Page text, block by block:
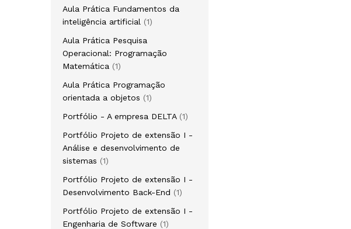
produtos
Aula Prática Fundamentos da
inteligência artificial
11
Aula Prática Pesquisa
Operacional: Programação
Matemática
11
Aula Prática Programação
orientada a objetos
11
Portfólio - A empresa DELTA 11
Portfólio Projeto de extensão I -
Análise e desenvolvimento de
sistemas
11
Portfólio Projeto de extensão I -
Desenvolvimento Back-End
11
Portfólio Projeto de extensão I -
Engenharia de Software
11